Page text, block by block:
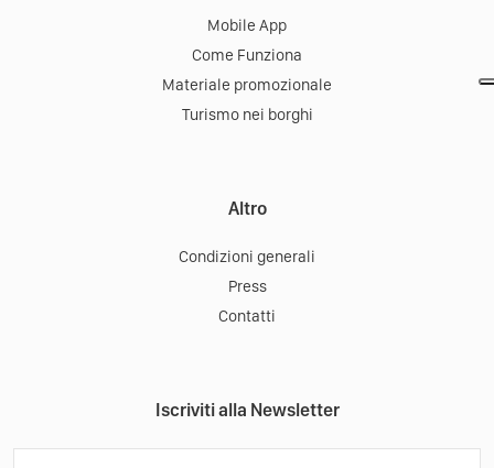
Mobile App
Come Funziona
Materiale promozionale
Turismo nei borghi
Altro
Condizioni generali
Press
Contatti
Iscriviti alla Newsletter